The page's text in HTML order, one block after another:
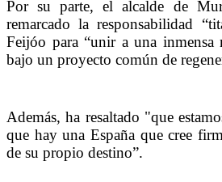
Por su parte, el alcalde de
remarcado la responsabilidad
Feijóo para “unir a una inmensa
bajo un proyecto común de
Además, ha resaltado "que
que hay una España que cree
de su propio destino”.